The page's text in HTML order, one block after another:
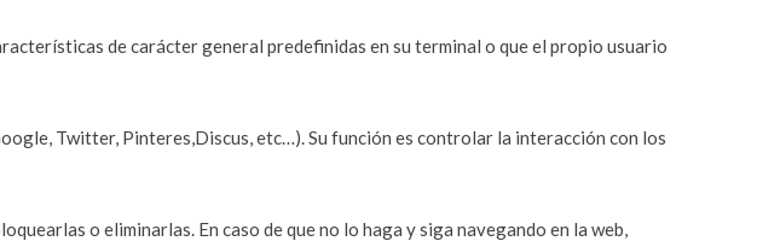
de carácter general predefinidas en su terminal o que el propio usuario
Twitter, Pinteres,Discus, etc…). Su función es controlar la interacción con los
o eliminarlas. En caso de que no lo haga y siga navegando en la web,